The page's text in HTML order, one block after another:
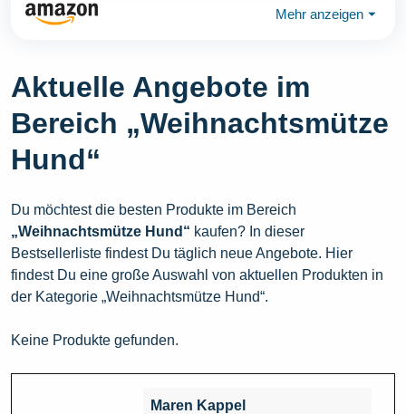
Mehr anzeigen ⏷
Aktuelle Angebote im
Bereich „Weihnachtsmütze
Hund“
Du möchtest die besten Produkte im Bereich
„Weihnachtsmütze Hund“ kaufen? In dieser
Bestsellerliste findest Du täglich neue Angebote. Hier
findest Du eine große Auswahl von aktuellen Produkten in
der Kategorie „Weihnachtsmütze Hund“.
Keine Produkte gefunden.
Maren Kappel